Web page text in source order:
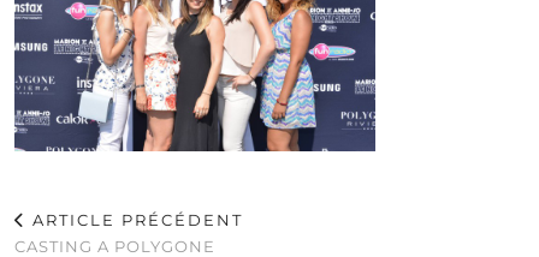
ARTICLE PRÉCÉDENT
CASTING A POLYGONE